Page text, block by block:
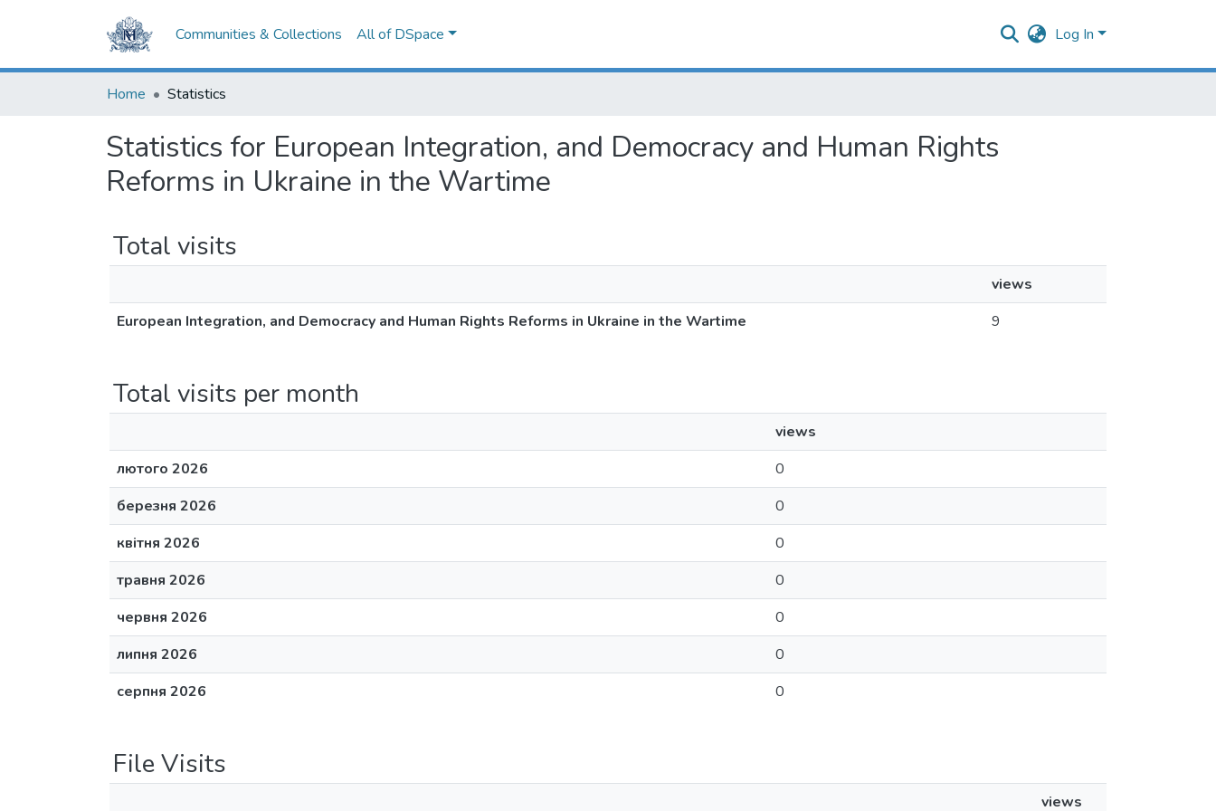
Communities & Collections All of DSpace Log In
Home Statistics
Statistics for European Integration, and Democracy and Human Rights
Reforms in Ukraine in the Wartime
Total visits
views
European Integration, and Democracy and Human Rights Reforms in Ukraine in the Wartime
9
Total visits per month
views
лютого 2026
0
березня 2026
0
квітня 2026
0
травня 2026
0
червня 2026
0
липня 2026
0
серпня 2026
0
File Visits
views